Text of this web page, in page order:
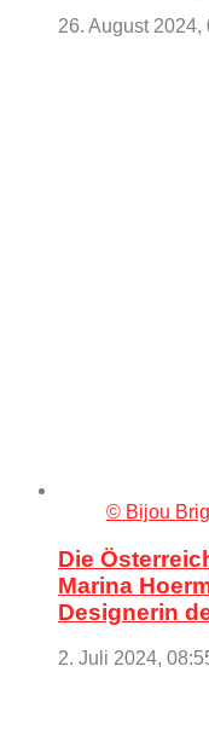
26. August 2024,
© Bijou
Die
Marina
Designerin
2. Juli 2024,